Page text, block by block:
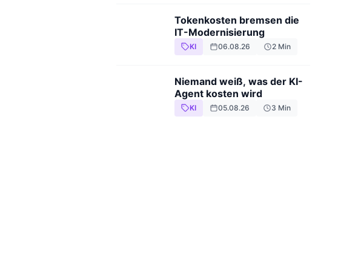
Tokenkosten bremsen die
IT-Modernisierung
KI 06.08.26 2 Min
Niemand weiß, was der KI-
Agent kosten wird
KI 05.08.26 3 Min